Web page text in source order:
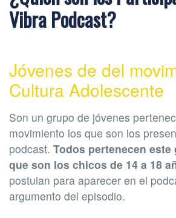
Vibra Podcast?
Jóvenes de del
Cultura Adolescente
Son un grupo de jóvenes
movimiento los que son los
podcast. Todos pertenecen este
que son los chicos de 14 a 18
postulan para aparecer en el
argumento del episodio.